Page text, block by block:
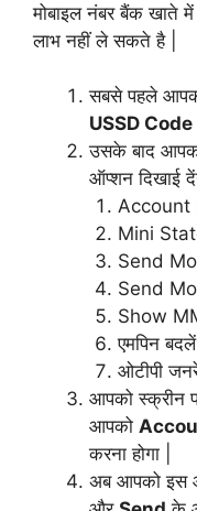
मोबाइल नंबर बैंक खाते में
लाभ नहीं ले सकते है |
सबसे पहले
USSD Code
उसके बाद
ऑप्शन दिखाई
Account
Mini
Send
Send
Show
एमपिन बदलें
ओटीपी
आपको स्क्रीन
आपको
करना होगा |
अब आपको इस